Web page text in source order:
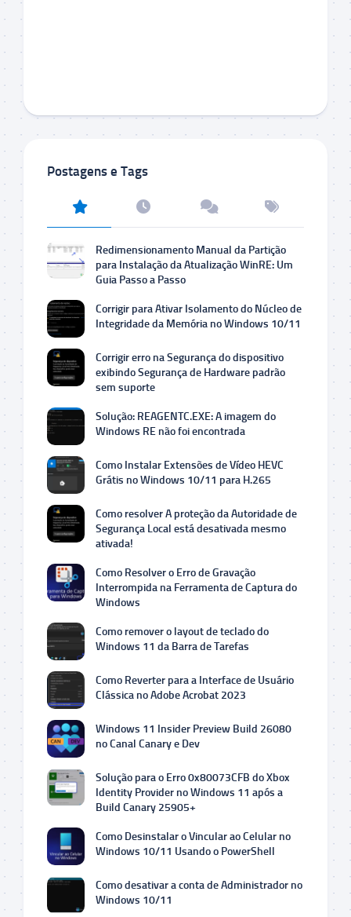
Postagens e Tags
Redimensionamento Manual da Partição
para Instalação da Atualização WinRE: Um
Guia Passo a Passo
Corrigir para Ativar Isolamento do Núcleo de
Integridade da Memória no Windows 10/11
Corrigir erro na Segurança do dispositivo
exibindo Segurança de Hardware padrão
sem suporte
Solução: REAGENTC.EXE: A imagem do
Windows RE não foi encontrada
Como Instalar Extensões de Vídeo HEVC
Grátis no Windows 10/11 para H.265
Como resolver A proteção da Autoridade de
Segurança Local está desativada mesmo
ativada!
Como Resolver o Erro de Gravação
Interrompida na Ferramenta de Captura do
Windows
Como remover o layout de teclado do
Windows 11 da Barra de Tarefas
Como Reverter para a Interface de Usuário
Clássica no Adobe Acrobat 2023
Windows 11 Insider Preview Build 26080
no Canal Canary e Dev
Solução para o Erro 0x80073CFB do Xbox
Identity Provider no Windows 11 após a
Build Canary 25905+
Como Desinstalar o Vincular ao Celular no
Windows 10/11 Usando o PowerShell
Como desativar a conta de Administrador no
Windows 10/11